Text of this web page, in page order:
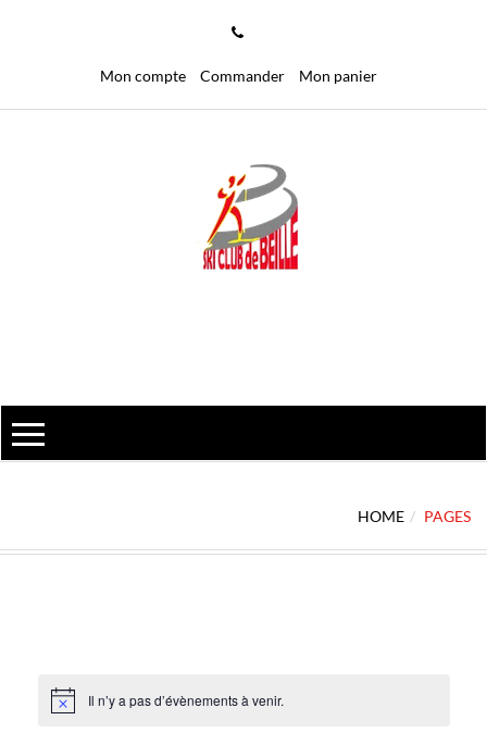
Mon compte Commander Mon panier
HOME PAGES
Notice Il n’y a pas d’évènements à venir.